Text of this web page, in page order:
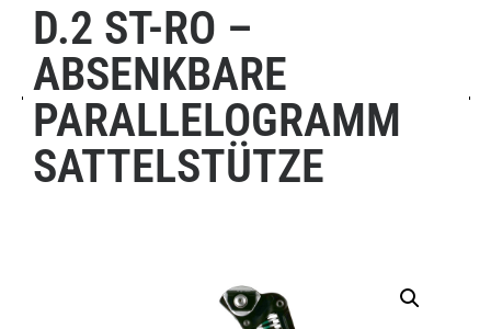
D.2 ST-RO –
ABSENKBARE
PARALLELOGRAMM
SATTELSTÜTZE